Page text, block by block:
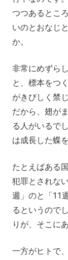
つつあるとこ
いのとおなじ
か。
非常にめずら
と、標本をつ
がきびしく禁
だから、翅が
る人がいるで
は成長した蝶
たとえばある
犯罪とされな
週」のと「11
るというので
りが、そこに
一方がヒトで